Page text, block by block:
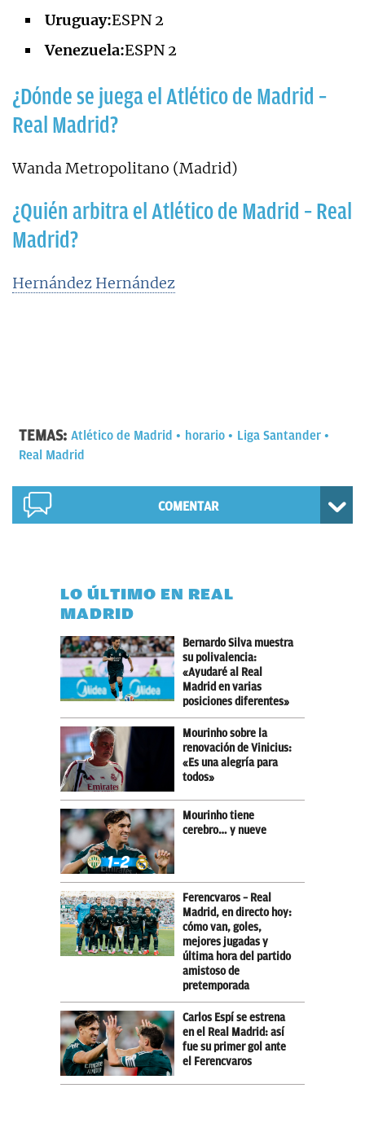
Uruguay:ESPN 2
Venezuela:ESPN 2
¿Dónde se juega el Atlético de Madrid –
Real Madrid?
Wanda Metropolitano (Madrid)
¿Quién arbitra el Atlético de Madrid – Real
Madrid?
Hernández Hernández
TEMAS: Atlético de Madrid horario
Liga Santander
Real Madrid
COMENTAR
LO ÚLTIMO EN REAL
MADRID
Bernardo Silva muestra
su polivalencia:
«Ayudaré al Real
Madrid en varias
posiciones diferentes»
Mourinho sobre la
renovación de Vinicius:
«Es una alegría para
todos»
Mourinho tiene
cerebro… y nueve
Ferencvaros – Real
Madrid, en directo hoy:
cómo van, goles,
mejores jugadas y
última hora del partido
amistoso de
pretemporada
Carlos Espí se estrena
en el Real Madrid: así
fue su primer gol ante
el Ferencvaros